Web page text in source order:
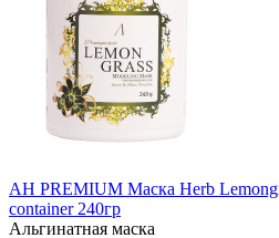
АН PREMIUM Маска Herb
container 240гр
Альгинатная маска